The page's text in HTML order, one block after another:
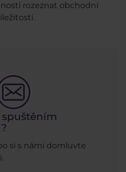
rozeznat obchodní
spuštěním
si s námi domluvte